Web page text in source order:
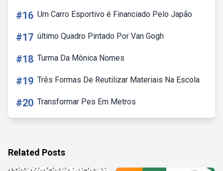
#16 Um Carro Esportivo é Financiado Pelo Japão
#17 último Quadro Pintado Por Van Gogh
#18 Turma Da Mônica Nomes
#19 Três Formas De Reutilizar Materiais Na Escola
#20 Transformar Pes Em Metros
Related Posts